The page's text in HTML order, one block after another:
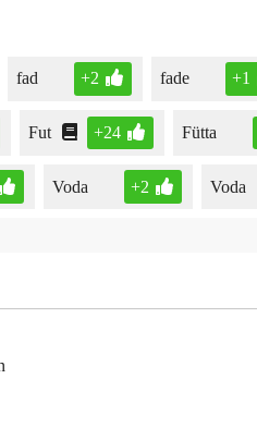
fad +2 fade +1
Fut +24 Fütta
Voda +2 Voda